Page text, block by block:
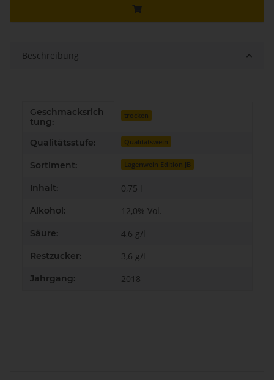
Beschreibung
Produkteigenschaft
Wert
Geschmacksrich
tung:
trocken
Qualitätsstufe: Qualitätswein
Sortiment: Lagenwein Edition JB
Inhalt: 0,75 l
Alkohol: 12,0% Vol.
Säure: 4,6 g/l
Restzucker: 3,6 g/l
Jahrgang: 2018